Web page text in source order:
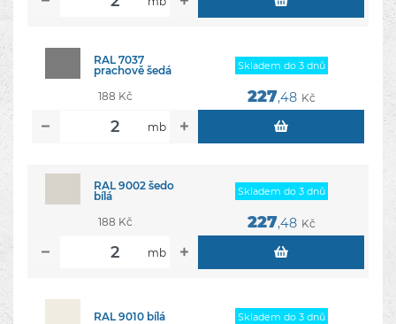
RAL 7037
prachově šedá
Skladem do 3 dnů
188 Kč 227,48 Kč
mb
RAL 9002 šedo
bílá
Skladem do 3 dnů
188 Kč 227,48 Kč
mb
RAL 9010 bílá Skladem do 3 dnů